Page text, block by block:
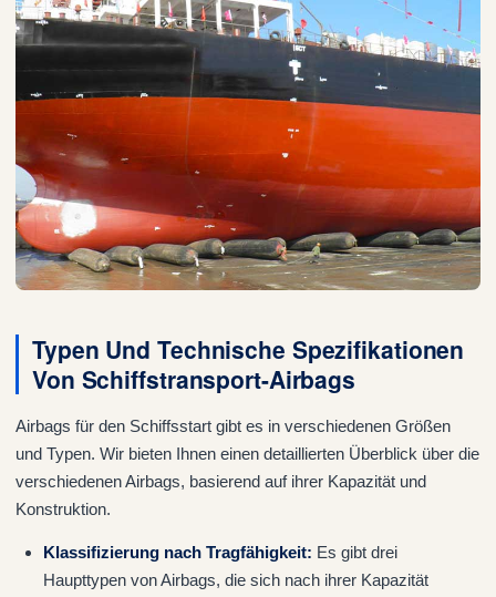
Typen Und Technische Spezifikationen
Von Schiffstransport-Airbags
Airbags für den Schiffsstart gibt es in verschiedenen Größen
und Typen. Wir bieten Ihnen einen detaillierten Überblick über die
verschiedenen Airbags, basierend auf ihrer Kapazität und
Konstruktion.
Klassifizierung nach Tragfähigkeit: Es gibt drei
Haupttypen von Airbags, die sich nach ihrer Kapazität